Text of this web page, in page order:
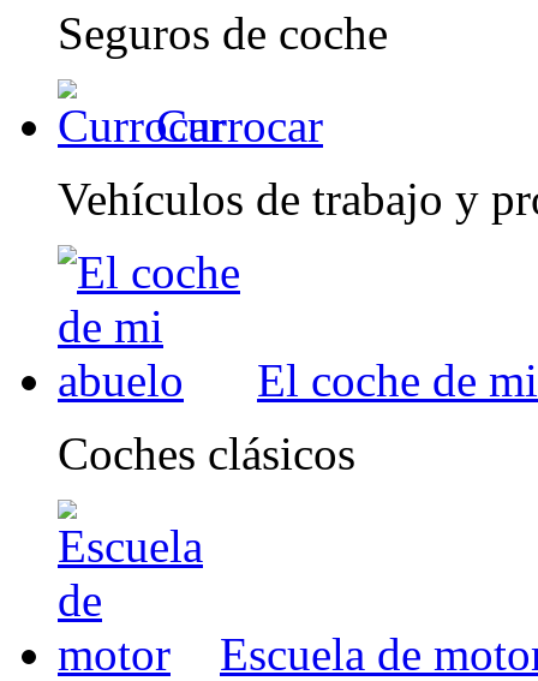
Seguros de coche
Currocar
Vehículos de trabajo y
El coche de
Coches clásicos
Escuela de